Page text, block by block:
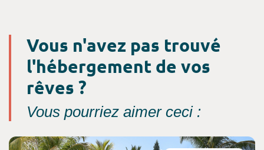
Vous n'avez pas trouvé
l'hébergement de vos
rêves ?
Vous pourriez aimer ceci :
Consultez l'offre de voyage